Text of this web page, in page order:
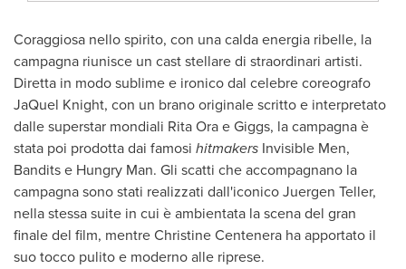
Coraggiosa nello spirito, con una calda energia ribelle, la
campagna riunisce un cast stellare di straordinari artisti.
Diretta in modo sublime e ironico dal celebre coreografo
JaQuel Knight, con un brano originale scritto e interpretato
dalle superstar mondiali Rita Orae Giggs, la campagna è
stata poi prodotta dai famosi hitmakers Invisible Men,
Bandits e Hungry Man. Gli scatti che accompagnano la
campagna sono stati realizzati dall'iconicoJuergen Teller,
nella stessa suite in cui è ambientata la scena del gran
finale del film, mentreChristine Centenera ha apportato il
suo tocco pulito e moderno alle riprese.